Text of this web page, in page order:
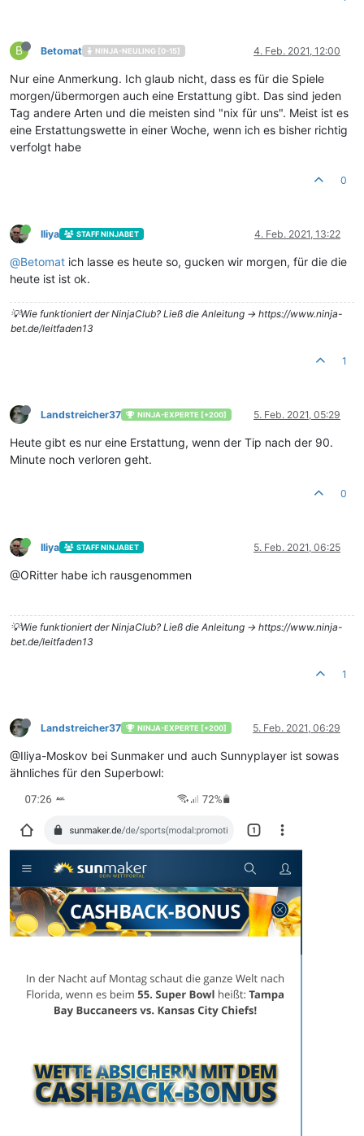
B Betomat NINJA-NEULING [0-15] 4. Feb. 2021, 12:00
Nur eine Anmerkung. Ich glaub nicht, dass es für die Spiele
morgen/übermorgen auch eine Erstattung gibt. Das sind jeden
Tag andere Arten und die meisten sind "nix für uns". Meist ist es
eine Erstattungswette in einer Woche, wenn ich es bisher richtig
verfolgt habe
0
Iliya STAFF NINJABET 4. Feb. 2021, 13:22
@Betomat ich lasse es heute so, gucken wir morgen, für die die
heute ist ist ok.
💡Wie funktioniert der NinjaClub? Ließ die Anleitung -> https://www.ninja-
bet.de/leitfaden13
1
Landstreicher37 NINJA-EXPERTE [+200] 5. Feb. 2021, 05:29
Heute gibt es nur eine Erstattung, wenn der Tip nach der 90.
Minute noch verloren geht.
0
Iliya STAFF NINJABET 5. Feb. 2021, 06:25
@ORitter habe ich rausgenommen
💡Wie funktioniert der NinjaClub? Ließ die Anleitung -> https://www.ninja-
bet.de/leitfaden13
1
Landstreicher37 NINJA-EXPERTE [+200] 5. Feb. 2021, 06:29
@Iliya-Moskov bei Sunmaker und auch Sunnyplayer ist sowas
ähnliches für den Superbowl: